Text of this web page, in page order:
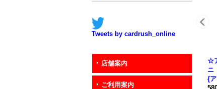
Tweets by cardrush_online
店舗案内
ご利用案内
☆
ニ
{